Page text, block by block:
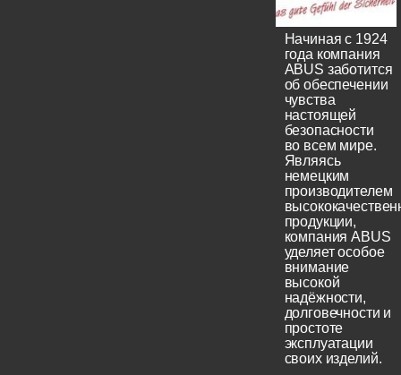
Начиная с 1924
года компания
ABUS заботится
об обеспечении
чувства
настоящей
безопасности
во всем мире.
Являясь
немецким
производителем
продукции,
компания ABUS
уделяет особое
внимание
высокой
надёжности,
долговечности и
простоте
эксплуатации
своих изделий.